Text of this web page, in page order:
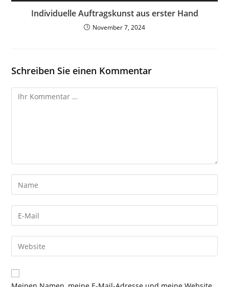
Individuelle Auftragskunst aus erster Hand
November 7, 2024
Schreiben Sie einen Kommentar